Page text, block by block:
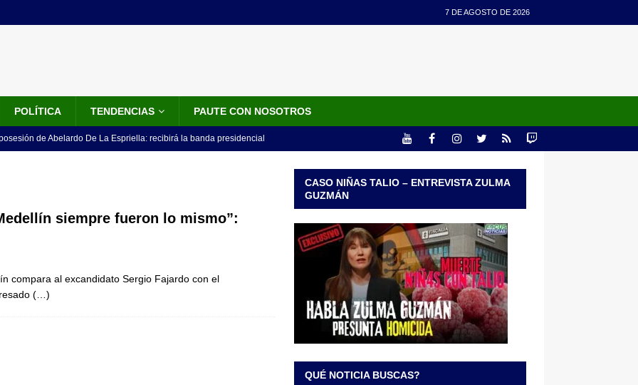
7 DE AGOSTO DE 2026
POLÍTICA TENDENCIAS PAUTE CON NOSOTROS
de Abelardo De La Espriella: recibirá la banda presidencial
no asistirá a la posesión de Abelardo de la Espriella y llama a
LO ÚLTIMO
de un sastre colombiano reconocido en el mundo
siempre fueron lo mismo”:
compara al excandidato Sergio Fajardo con el
(…)
CASO NIÑAS TALIO – ENTREVISTA ZULMA
GUZMÁN
QUÉ NOTICIA BUSCAS?